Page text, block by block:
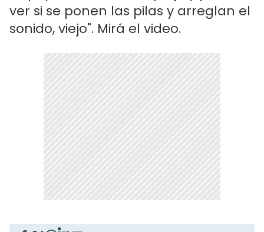
ver si se ponen las pilas y arreglan el
sonido, viejo". Mirá el video.